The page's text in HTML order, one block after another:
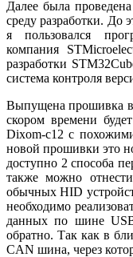
Далее была
среду разработки. До
я пользовался
компания
разработки
система контроля
Выпущена прошивка
скором времени
Dixom-c12 с
новой прошивки это
доступно 2 способа
также можно
обычных HID
необходимо
данных по шине
обратно. Так как в
CAN шина, через